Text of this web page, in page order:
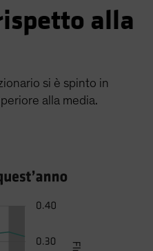
alla
si è spinto in
alla media.